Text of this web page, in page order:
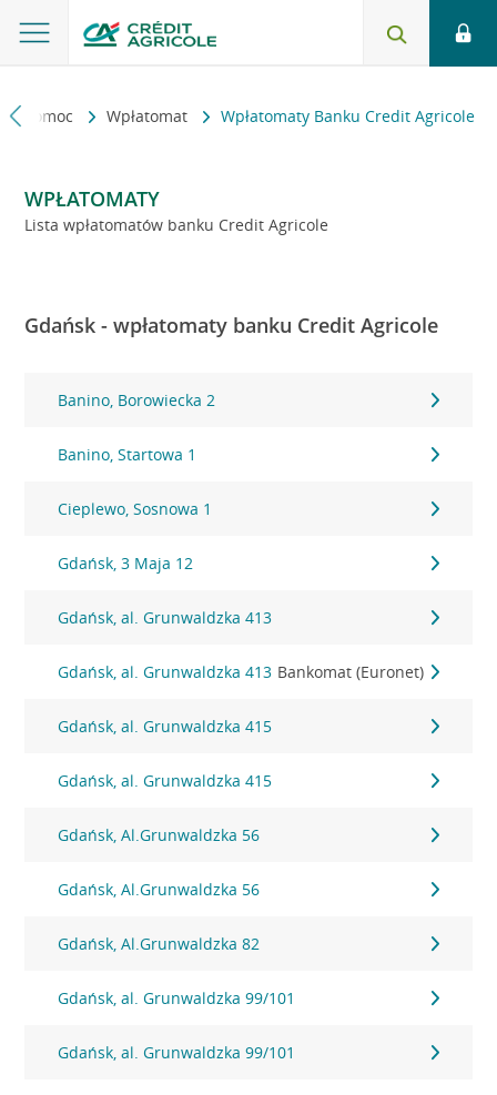
i pomoc Wpłatomat Wpłatomaty Banku Credit Agricole
WPŁATOMATY
Lista wpłatomatów banku Credit Agricole
Gdańsk - wpłatomaty banku Credit Agricole
Banino, Borowiecka 2
Banino, Startowa 1
Cieplewo, Sosnowa 1
Gdańsk, 3 Maja 12
Gdańsk, al. Grunwaldzka 413
Gdańsk, al. Grunwaldzka 413 Bankomat (Euronet)
Gdańsk, al. Grunwaldzka 415
Gdańsk, al. Grunwaldzka 415
Gdańsk, Al.Grunwaldzka 56
Gdańsk, Al.Grunwaldzka 56
Gdańsk, Al.Grunwaldzka 82
Gdańsk, al. Grunwaldzka 99/101
Gdańsk, al. Grunwaldzka 99/101